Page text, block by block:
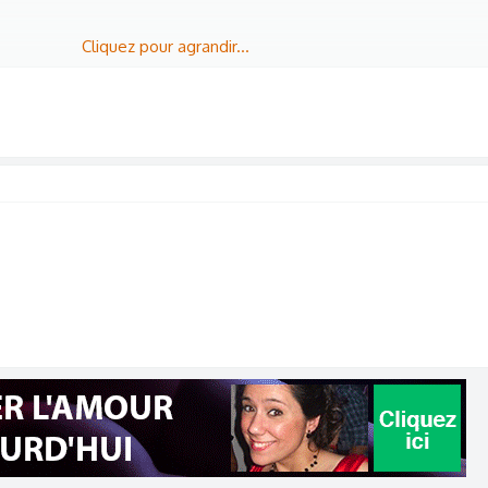
rétrocède un pourcentage de sa commission aux malins
Qu'est-ce quiaugmente son pouvoir d'achataussi
?​
Cliquez pour agrandir...